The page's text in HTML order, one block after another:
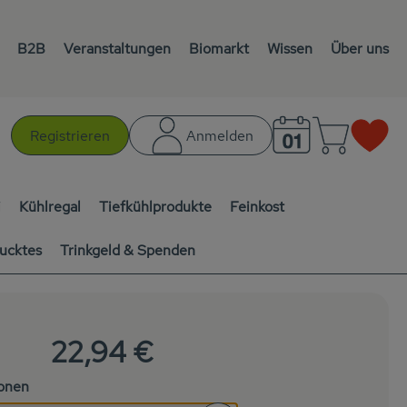
B2B Veranstaltungen Biomarkt Wissen Über uns
Registrieren Anmelden
Kühlregal Tiefkühlprodukte Feinkost
Trinkgeld & Spenden
22,94 €